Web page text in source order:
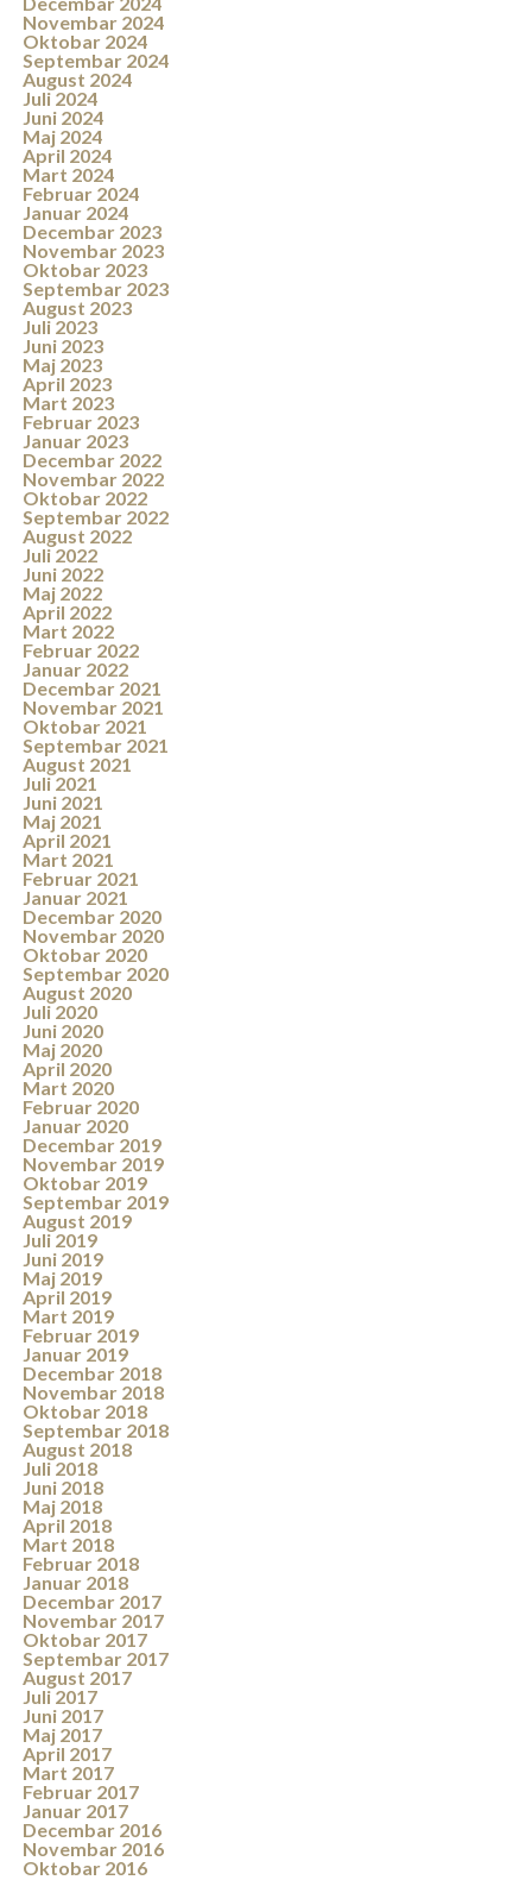
Novembar 2024
Oktobar 2024
Septembar 2024
August 2024
Juli 2024
Juni 2024
Maj 2024
April 2024
Mart 2024
Februar 2024
Januar 2024
Decembar 2023
Novembar 2023
Oktobar 2023
Septembar 2023
August 2023
Juli 2023
Juni 2023
Maj 2023
April 2023
Mart 2023
Februar 2023
Januar 2023
Decembar 2022
Novembar 2022
Oktobar 2022
Septembar 2022
August 2022
Juli 2022
Juni 2022
Maj 2022
April 2022
Mart 2022
Februar 2022
Januar 2022
Decembar 2021
Novembar 2021
Oktobar 2021
Septembar 2021
August 2021
Juli 2021
Juni 2021
Maj 2021
April 2021
Mart 2021
Februar 2021
Januar 2021
Decembar 2020
Novembar 2020
Oktobar 2020
Septembar 2020
August 2020
Juli 2020
Juni 2020
Maj 2020
April 2020
Mart 2020
Februar 2020
Januar 2020
Decembar 2019
Novembar 2019
Oktobar 2019
Septembar 2019
August 2019
Juli 2019
Juni 2019
Maj 2019
April 2019
Mart 2019
Februar 2019
Januar 2019
Decembar 2018
Novembar 2018
Oktobar 2018
Septembar 2018
August 2018
Juli 2018
Juni 2018
Maj 2018
April 2018
Mart 2018
Februar 2018
Januar 2018
Decembar 2017
Novembar 2017
Oktobar 2017
Septembar 2017
August 2017
Juli 2017
Juni 2017
Maj 2017
April 2017
Mart 2017
Februar 2017
Januar 2017
Decembar 2016
Novembar 2016
Oktobar 2016